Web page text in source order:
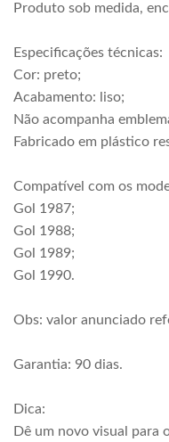
Produto sob medida,
Especificações técnicas:
Cor: preto;
Acabamento: liso;
Não acompanha
Fabricado em plástico
Compatível com os
Gol 1987;
Gol 1988;
Gol 1989;
Gol 1990.
Obs: valor anunciado
Garantia: 90 dias.
Dica:
Dê um novo visual para